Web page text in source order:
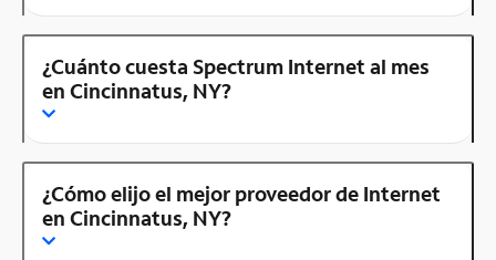
¿Cuánto cuesta Spectrum Internet al mes
en Cincinnatus, NY?
¿Cómo elijo el mejor proveedor de Internet
en Cincinnatus, NY?